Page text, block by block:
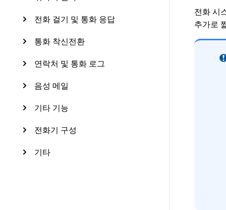
전화 걸기 및 통화 응답
통화 착신전환
연락처 및 통화 로그
음성 메일
기타 기능
전화기 구성
기타
전화 시
추가로